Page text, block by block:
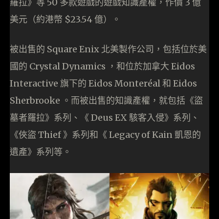
美元（約港幣 $23.54 億）。
被出售的 Square Enix 北美製作公司，包括位於美
國的 Crystal Dynamics ，和位於加拿大 Eidos
Interactive 旗下的 Eidos Monteréal 和 Eidos
Sherbrooke 。而被出售的知識產權，就包括《盜
墓者羅拉》系列、《 Deus EX 駭客入侵》系列、
《俠盜 Thief 》系列和《 Legacy of Kain 凱恩的
遺產》系列等。